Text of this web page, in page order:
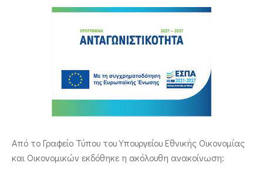
ΕΠΙΚΟΙΝΩΝΙΑ
Από το Γραφείο Τύπου του Υπουργείου Εθνικής Οικονομίας
και Οικονομικών εκδόθηκε η ακόλουθη ανακοίνωση: